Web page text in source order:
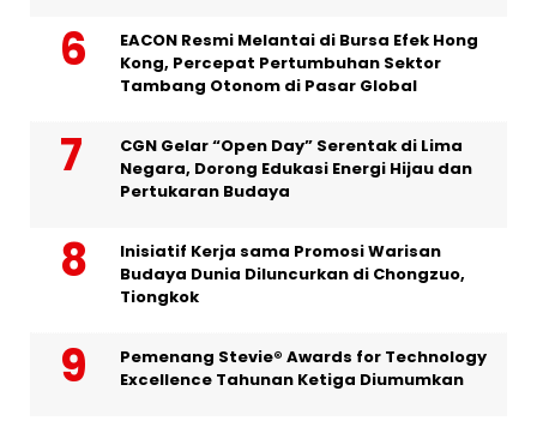
EACON Resmi Melantai di Bursa Efek Hong
Kong, Percepat Pertumbuhan Sektor
Tambang Otonom di Pasar Global
CGN Gelar “Open Day” Serentak di Lima
Negara, Dorong Edukasi Energi Hijau dan
Pertukaran Budaya
Inisiatif Kerja sama Promosi Warisan
Budaya Dunia Diluncurkan di Chongzuo,
Tiongkok
Pemenang Stevie® Awards for Technology
Excellence Tahunan Ketiga Diumumkan